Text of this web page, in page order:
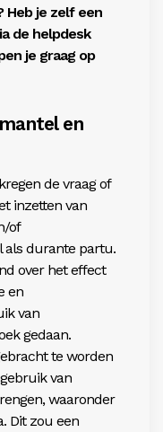
Heb je zelf een
de helpdesk
je graag op
en
de vraag of
inzetten van
of
als durante partu.
over het effect
en
van
gedaan.
te worden
van
waaronder
Dit zou een